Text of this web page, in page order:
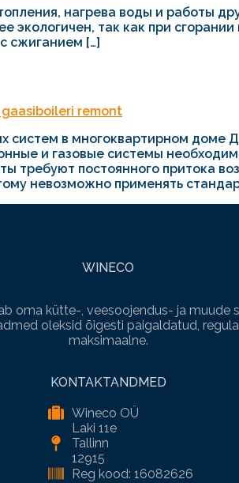
нагрева воды и работы
так как при
сжиганием […]
систем в многоквартирном
и газовые системы
требуют постоянного притока
невозможно применять
WINECO
oma kütte-, veesoojendus- ja muude
oleksid õigesti paigaldatud,
maksimaalne.
KONTAKTANDMED
Wineco OÜ
Laki 11e
Tallinn
12915
Reg kood: 16082626